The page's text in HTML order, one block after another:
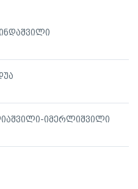
იმერლიშვილი